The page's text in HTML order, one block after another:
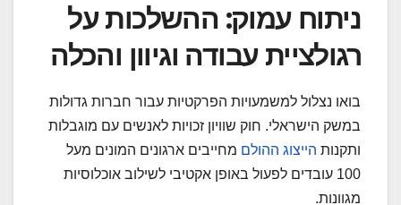
ניתוח עמוק: ההשלכות על
רגולציית עבודה וגיוון והכלה
בואו נצלול למשמעויות הפרקטיות עבור חברות גדולות
במשק הישראלי. חוק שוויון זכויות לאנשים עם מוגבלות
ותקנות הייצוג ההולם מחייבים ארגונים המונים מעל
100 עובדים לפעול באופן אקטיבי לשילוב אוכלוסיות
מגוונות.